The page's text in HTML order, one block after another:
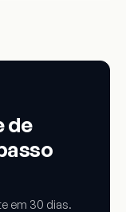
de
em 30 dias.